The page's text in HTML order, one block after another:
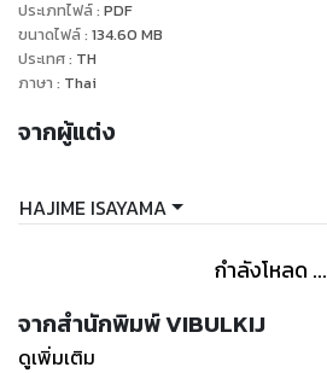
ประเภทไฟล์: PDF
ขนาดไฟล์: 134.60 MB
ประเทศ: TH
ภาษา : Thai
จากผู้แต่ง
HAJIME ISAYAMA
กำลังโหลด ...
จากสำนักพิมพ์ VIBULKIJ
ดูเพิ่มเติม